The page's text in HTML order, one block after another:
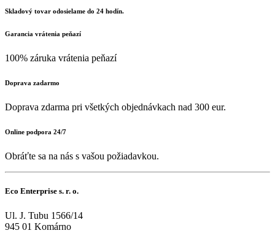
Skladový tovar odosielame do 24 hodín.
Garancia vrátenia peňazí
100% záruka vrátenia peňazí
Doprava zadarmo
Doprava zdarma pri všetkých objednávkach nad 300 eur.
Online podpora 24/7
Obráťte sa na nás s vašou požiadavkou.
Eco Enterprise s. r. o.
Ul. J. Tubu 1566/14
945 01 Komárno